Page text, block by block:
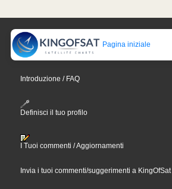
Pagina iniziale
Introduzione / FAQ
Definisci il tuo profilo
I Tuoi commenti / Aggiornamenti
Invia i tuoi commenti/suggerimenti a KingOfSat